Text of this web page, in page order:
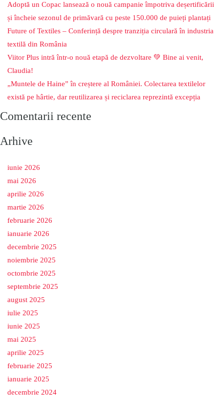
Adoptă un Copac lansează o nouă campanie împotriva deșertificării
și încheie sezonul de primăvară cu peste 150.000 de puieți plantați
Future of Textiles – Conferință despre tranziția circulară în industria
textilă din România
Viitor Plus intră într-o nouă etapă de dezvoltare 💚 Bine ai venit,
Claudia!
„Muntele de Haine” în creștere al României. Colectarea textilelor
există pe hârtie, dar reutilizarea și reciclarea reprezintă excepția
Comentarii recente
Arhive
iunie 2026
mai 2026
aprilie 2026
martie 2026
februarie 2026
ianuarie 2026
decembrie 2025
noiembrie 2025
octombrie 2025
septembrie 2025
august 2025
iulie 2025
iunie 2025
mai 2025
aprilie 2025
februarie 2025
ianuarie 2025
decembrie 2024